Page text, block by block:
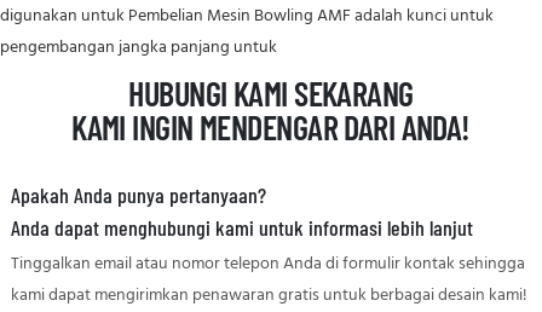
digunakan untuk Pembelian Mesin Bowling AMF adalah kunci untuk
pengembangan jangka panjang untuk
HUBUNGI KAMI SEKARANG
KAMI INGIN MENDENGAR DARI ANDA!
Apakah Anda punya pertanyaan?
Anda dapat menghubungi kami untuk informasi lebih lanjut
Tinggalkan email atau nomor telepon Anda di formulir kontak sehingga
kami dapat mengirimkan penawaran gratis untuk berbagai desain kami!